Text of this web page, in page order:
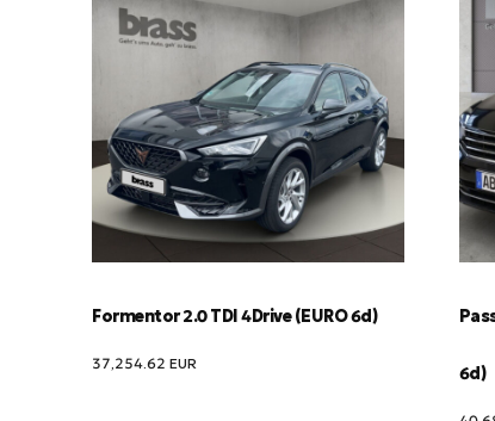
Formentor 2.0 TDI 4Drive (EURO 6d)
37,254.62 EUR 6d)